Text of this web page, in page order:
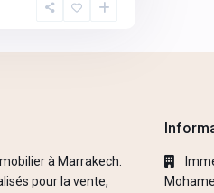
à Marrakech.
pour la vente,